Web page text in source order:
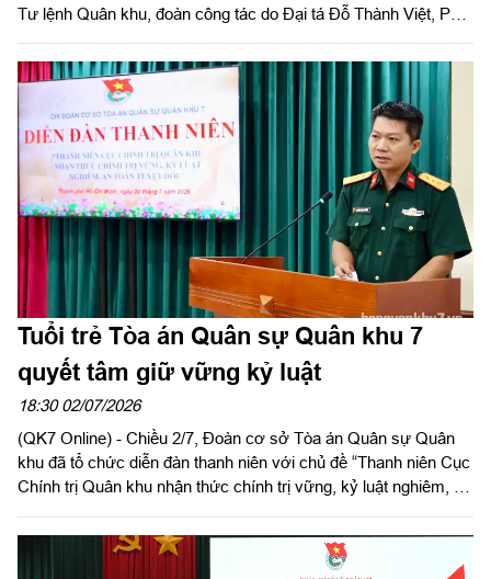
Tư lệnh Quân khu, đoàn công tác do Đại tá Đỗ Thành Việt, Phó
đoàn đến dâng hoa, dâng hương tưởng niệm các anh hùng liệt
sĩ tại Nghĩa trang Liệt sĩ Bình Thuận, tỉnh Lâm Đồng.
Tuổi trẻ Tòa án Quân sự Quân khu 7
quyết tâm giữ vững kỷ luật
18:30 02/07/2026
(QK7 Online) - Chiều 2/7, Đoàn cơ sở Tòa án Quân sự Quân
khu đã tổ chức diễn đàn thanh niên với chủ đề “Thanh niên Cục
Chính trị Quân khu nhận thức chính trị vững, kỷ luật nghiêm, an